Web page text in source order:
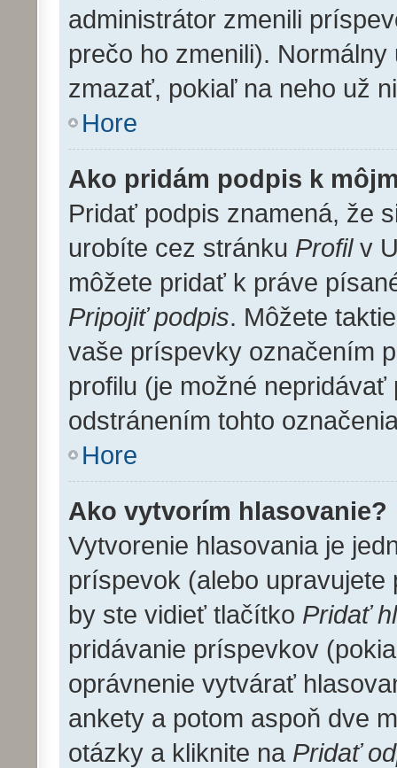
administrátor zmenili
prečo ho zmenili).
zmazať, pokiaľ na neho už
Hore
Ako pridám podpis k
Pridať podpis znamená, že
urobíte cez stránku Profilv
môžete pridať k práve
Pripojiť podpis. Môžete
vaše príspevky označením
profilu (je možné
odstránením tohto
Hore
Ako vytvorím hlasovanie?
Vytvorenie hlasovania je
príspevok (alebo
by ste vidieť tlačítko Pridať
pridávanie príspevkov
oprávnenie vytvárať
ankety a potom aspoň dve
otázky a kliknite na Pridať